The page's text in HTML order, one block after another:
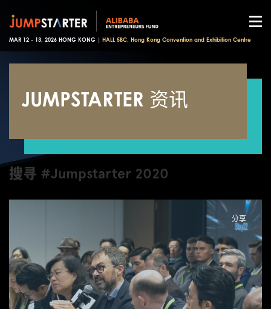
MAR 12 - 13, 2026 HONG KONG | HALL 5BC, Hong Kong Convention and Exhibition Centre
JUMPSTARTER 资讯
搜寻 #Jumpstarter 2020
分享